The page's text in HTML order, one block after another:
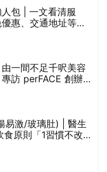
包 | 一文看清服
惠、交通地址等
由一間不足千呎美容
訪 perFACE 創辦
易激/玻璃肚) | 醫生
食原則「1習慣不改